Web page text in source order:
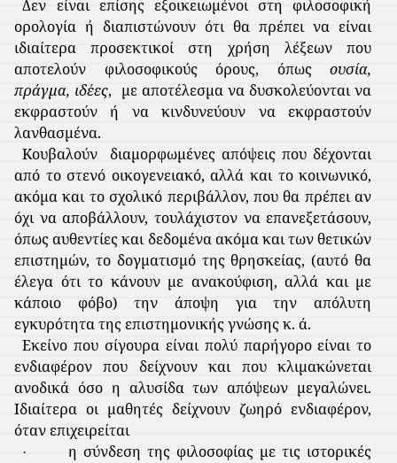
Δεν είναι επίσης εξοικειωμένοι στη φιλοσοφική
ορολογία ή διαπιστώνουν ότι θα πρέπει να είναι
ιδιαίτερα προσεκτικοί στη χρήση λέξεων που
αποτελούν φιλοσοφικούς όρους, όπωςουσία,
πράγμα, ιδέες, με αποτέλεσμα να δυσκολεύονται να
εκφραστούν ή να κινδυνεύουν να εκφραστούν
λανθασμένα.
Κουβαλούν
διαμορφωμένες απόψεις που δέχονται
από το στενό οικογενειακό, αλλά και το κοινωνικό,
ακόμα και το σχολικό περιβάλλον, που θα πρέπει αν
όχι να αποβάλλουν, τουλάχιστον να επανεξετάσουν,
όπως αυθεντίες και δεδομένα ακόμα και των θετικών
επιστημών, το δογματισμό της θρησκείας, (αυτό θα
έλεγα ότι το κάνουν με ανακούφιση, αλλά και με
κάποιο φόβο) την άποψη για την απόλυτη
εγκυρότητα της επιστημονικής γνώσης κ. ά.
Εκείνο που σίγουρα είναι πολύ παρήγορο είναι το
ενδιαφέρον που δείχνουν και που κλιμακώνεται
ανοδικά όσο η αλυσίδα των απόψεων μεγαλώνει.
Ιδιαίτερα οι μαθητές δείχνουν ζωηρό ενδιαφέρον,
όταν επιχειρείται
·
η σύνδεση της φιλοσοφίας με τις ιστορικές